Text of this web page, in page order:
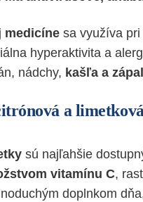
medicíne sa využíva
hyperaktivita a
nádchy, kašľa a
a
sú najľahšie
vitamínu C,
doplnkom